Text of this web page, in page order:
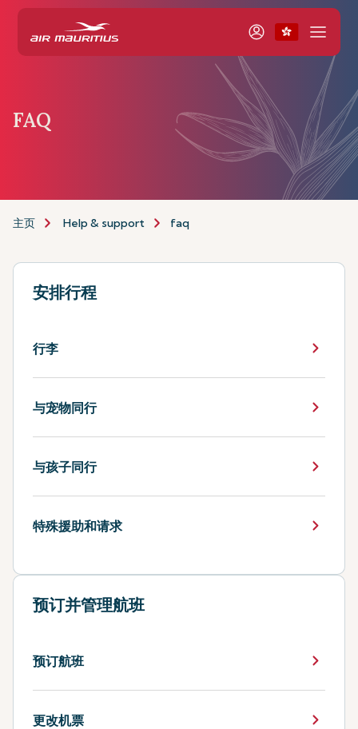
FAQ
主页 Help & support faq
安排行程
行李
与宠物同行
与孩子同行
特殊援助和请求
预订并管理航班
预订航班
更改机票